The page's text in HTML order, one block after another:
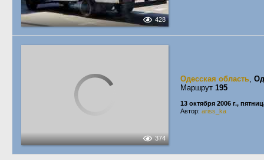
428
374
Одесская область,
Маршрут 195
13 октября 2006 г.,
Автор: ariss_ka